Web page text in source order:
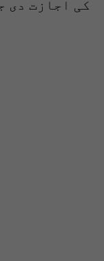
کی اجازت دی